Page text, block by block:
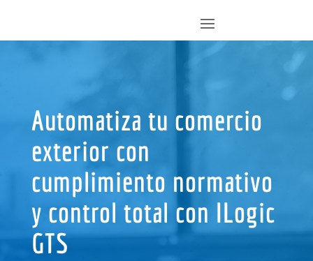
Automatiza tu comercio
exterior con
cumplimiento normativo
y control total con ILogic
GTS